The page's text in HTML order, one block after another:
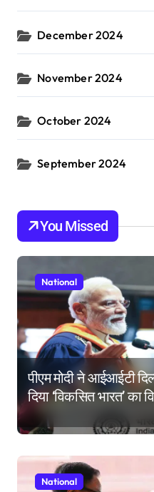
December 2024
November 2024
October 2024
September 2024
You Missed
National
पीएम मोदी ने आईआईटी
दिया ‘विकसित भारत’ का
की परीक्षा में सब कुछ
होता है
National